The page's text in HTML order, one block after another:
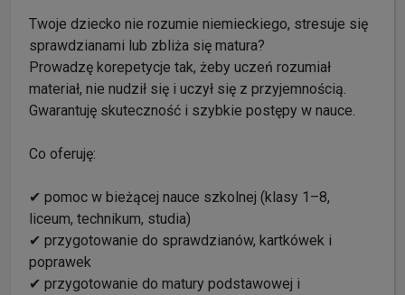
Twoje dziecko nie rozumie niemieckiego, stresuje się
sprawdzianami lub zbliża się matura?
Prowadzę korepetycje tak, żeby uczeń rozumiał
materiał, nie nudził się i uczył się z przyjemnością.
Gwarantuję skuteczność i szybkie postępy w nauce.
Co oferuję:
✔ pomoc w bieżącej nauce szkolnej (klasy 1–8,
liceum, technikum, studia)
✔ przygotowanie do sprawdzianów, kartkówek i
poprawek
✔ przygotowanie do matury podstawowej i